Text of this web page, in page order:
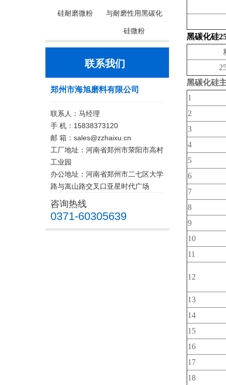
硅耐磨微粉 与耐磨性用黑碳化
硅微粉
联系我们
郑州市海旭磨料有限公司
联系人：马经理
手 机：15838373120
邮 箱：sales@zzhaixu.cn
工厂地址：河南省郑州市荥阳市高村
工业园
办公地址：河南省郑州市二七区大学
路与嵩山路交叉口亚星时代广场
咨询热线
0371-60305639
黑碳化硅
黑碳化硅
1
2
3
4
5
6
7
8
9
10
11
12
13
14
15
16
17
18